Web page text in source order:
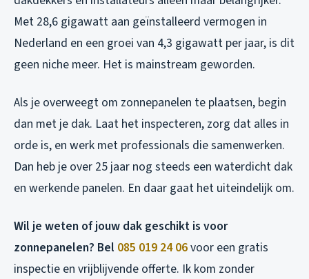
Met 28,6 gigawatt aan geïnstalleerd vermogen in
Nederland en een groei van 4,3 gigawatt per jaar, is dit
geen niche meer. Het is mainstream geworden.
Als je overweegt om zonnepanelen te plaatsen, begin
dan met je dak. Laat het inspecteren, zorg dat alles in
orde is, en werk met professionals die samenwerken.
Dan heb je over 25 jaar nog steeds een waterdicht dak
en werkende panelen. En daar gaat het uiteindelijk om.
Wil je weten of jouw dak geschikt is voor
zonnepanelen? Bel 085 019 24 06voor een gratis
inspectie en vrijblijvende offerte. Ik kom zonder